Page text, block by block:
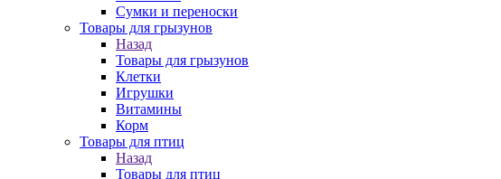
Сумки и переноски
Товары для грызунов
Назад
Товары для грызунов
Клетки
Игрушки
Витамины
Корм
Товары для птиц
Назад
Товары для птиц